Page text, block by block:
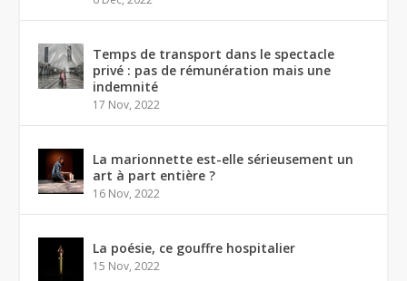
Temps de transport dans le spectacle
privé : pas de rémunération mais une
indemnité
17 Nov, 2022
La marionnette est-elle sérieusement un
art à part entière ?
16 Nov, 2022
La poésie, ce gouffre hospitalier
15 Nov, 2022